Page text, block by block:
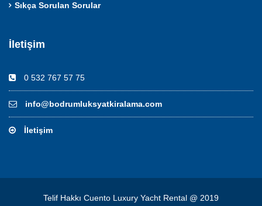
Sıkça Sorulan Sorular
İletişim
0 532 767 57 75
info@bodrumluksyatkiralama.com
İletişim
Telif Hakkı Cuento Luxury Yacht Rental @ 2019